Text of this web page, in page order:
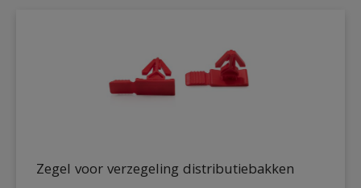
Zegel voor verzegeling distributiebakken